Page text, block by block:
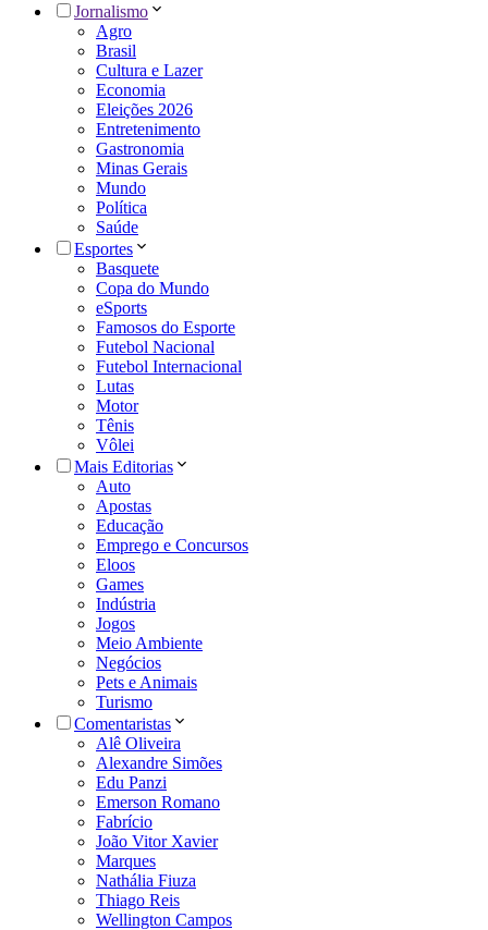
Jornalismo
Agro
Brasil
Cultura e Lazer
Economia
Eleições 2026
Entretenimento
Gastronomia
Minas Gerais
Mundo
Política
Saúde
Esportes
Basquete
Copa do Mundo
eSports
Famosos do Esporte
Futebol Nacional
Futebol Internacional
Lutas
Motor
Tênis
Vôlei
Mais Editorias
Auto
Apostas
Educação
Emprego e Concursos
Eloos
Games
Indústria
Jogos
Meio Ambiente
Negócios
Pets e Animais
Turismo
Comentaristas
Alê Oliveira
Alexandre Simões
Edu Panzi
Emerson Romano
Fabrício
João Vitor Xavier
Marques
Nathália Fiuza
Thiago Reis
Wellington Campos